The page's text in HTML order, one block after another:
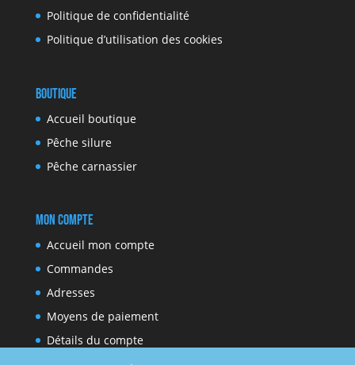
Politique de confidentialité
Politique d’utilisation des cookies
Boutique
Accueil boutique
Pêche silure
Pêche carnassier
Mon compte
Accueil mon compte
Commandes
Adresses
Moyens de paiement
Détails du compte